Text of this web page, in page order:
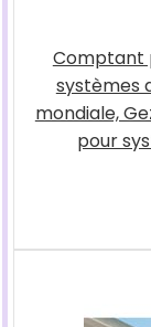
Comptant
systèmes
mondiale,
pour